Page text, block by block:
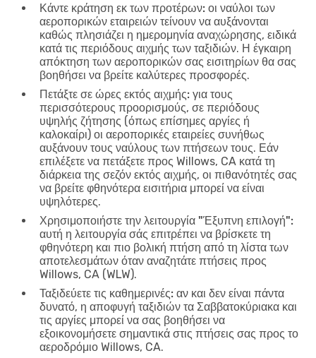
Κάντε κράτηση εκ των προτέρων: οι ναύλοι των
αεροπορικών εταιρειών τείνουν να αυξάνονται
καθώς πλησιάζει η ημερομηνία αναχώρησης, ειδικά
κατά τις περιόδους αιχμής των ταξιδιών. Η έγκαιρη
απόκτηση των αεροπορικών σας εισιτηρίων θα σας
βοηθήσει να βρείτε καλύτερες προσφορές.
Πετάξτε σε ώρες εκτός αιχμής: για τους
περισσότερους προορισμούς, σε περιόδους
υψηλής ζήτησης (όπως επίσημες αργίες ή
καλοκαίρι) οι αεροπορικές εταιρείες συνήθως
αυξάνουν τους ναύλους των πτήσεων τους. Εάν
επιλέξετε να πετάξετε προς Willows, CA κατά τη
διάρκεια της σεζόν εκτός αιχμής, οι πιθανότητές σας
να βρείτε φθηνότερα εισιτήρια μπορεί να είναι
υψηλότερες.
Χρησιμοποιήστε την λειτουργία "Έξυπνη επιλογή":
αυτή η λειτουργία σάς επιτρέπει να βρίσκετε τη
φθηνότερη και πιο βολική πτήση από τη λίστα των
αποτελεσμάτων όταν αναζητάτε πτήσεις προς
Willows, CA (WLW).
Ταξιδεύετε τις καθημερινές: αν και δεν είναι πάντα
δυνατό, η αποφυγή ταξιδιών τα Σαββατοκύριακα και
τις αργίες μπορεί να σας βοηθήσει να
εξοικονομήσετε σημαντικά στις πτήσεις σας προς το
αεροδρόμιο Willows, CA.